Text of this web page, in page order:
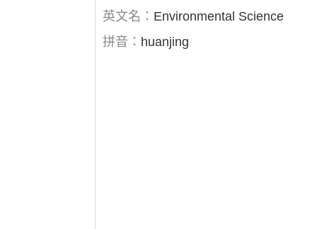
英文名： Environmental Science
拼音： huanjing